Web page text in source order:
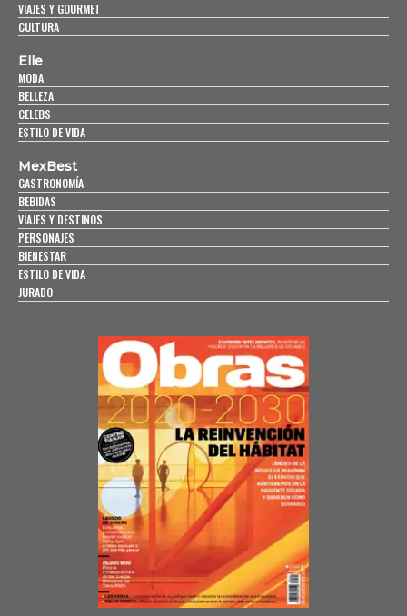
VIAJES Y GOURMET
CULTURA
Elle
MODA
BELLEZA
CELEBS
ESTILO DE VIDA
MexBest
GASTRONOMÍA
BEBIDAS
VIAJES Y DESTINOS
PERSONAJES
BIENESTAR
ESTILO DE VIDA
JURADO